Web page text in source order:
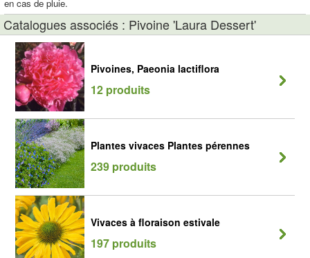
en cas de pluie.
Catalogues associés : Pivoine 'Laura Dessert'
Pivoines, Paeonia lactiflora
12 produits
Plantes vivaces Plantes pérennes
239 produits
Vivaces à floraison estivale
197 produits